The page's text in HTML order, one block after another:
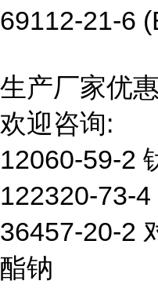
69112-21-6
生产厂家优
欢迎咨询:
12060-59-2
122320-73-4
36457-20-2
酯钠